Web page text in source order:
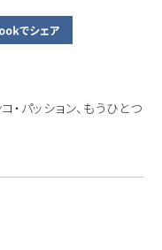
・パッション、もうひとつ